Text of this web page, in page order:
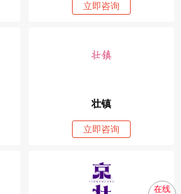
立即咨询
壮镇
立即咨询
在线